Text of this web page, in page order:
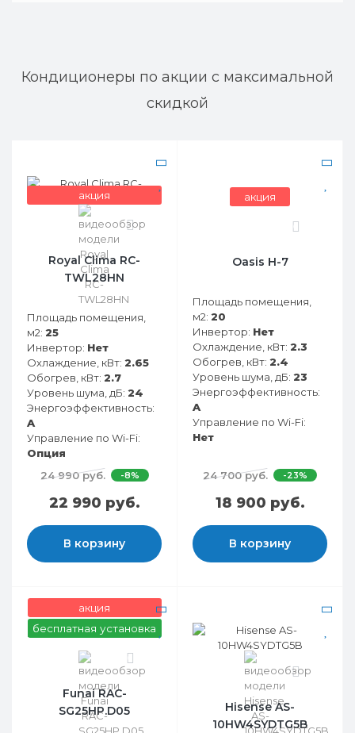
Кондиционеры по акции с максимальной
скидкой
акция
0
Royal Clima RC-
TWL28HN
Площадь помещения,
м2: 25
Инвертор: Нет
Охлаждение, кВт: 2.65
Обогрев, кВт: 2.7
Уровень шума, дБ: 24
Энергоэффективность:
A
Управление по Wi-Fi:
Опция
24 990 руб.
-8%
22 990 руб.
В корзину
акция
Oasis H-7
Площадь помещения,
м2: 20
Инвертор: Нет
Охлаждение, кВт: 2.3
Обогрев, кВт: 2.4
Уровень шума, дБ: 23
Энергоэффективность:
A
Управление по Wi-Fi:
Нет
24 700 руб. -23%
18 900 руб.
В корзину
акция
бесплатная установка
Funai RAC-
SG25HP.D05
0
Hisense AS-
10HW4SYDTG5B